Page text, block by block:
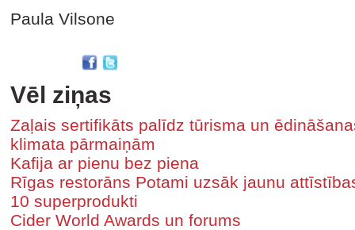
Paula Vilsone
Vēl ziņas
Zaļais sertifikāts palīdz tūrisma un
klimata pārmaiņām
Kafija ar pienu bez piena
Rīgas restorāns Potami uzsāk jaunu
10 superprodukti
Cider World Awards un forums